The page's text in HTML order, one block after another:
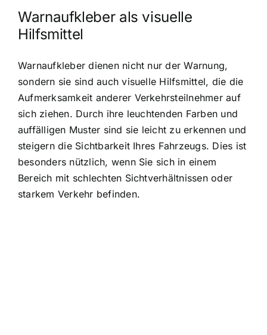
Warnaufkleber als visuelle
Hilfsmittel
Warnaufkleber dienen nicht nur der Warnung,
sondern sie sind auch visuelle Hilfsmittel, die die
Aufmerksamkeit anderer Verkehrsteilnehmer auf
sich ziehen. Durch ihre leuchtenden Farben und
auffälligen Muster sind sie leicht zu erkennen und
steigern die Sichtbarkeit Ihres Fahrzeugs. Dies ist
besonders nützlich, wenn Sie sich in einem
Bereich mit schlechten Sichtverhältnissen oder
starkem Verkehr befinden.